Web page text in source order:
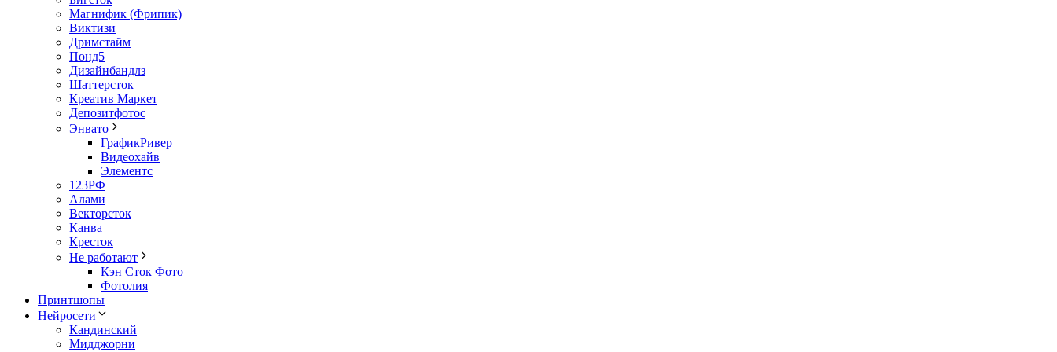
Магнифик (Фрипик)
Виктизи
Дримстайм
Понд5
Дизайнбандлз
Шаттерсток
Креатив Маркет
Депозитфотос
Энвато
ГрафикРивер
Видеохайв
Элементс
123РФ
Алами
Векторсток
Канва
Кресток
Не работают
Кэн Сток Фото
Фотолия
Принтшопы
Нейросети
Кандинский
Мидджорни